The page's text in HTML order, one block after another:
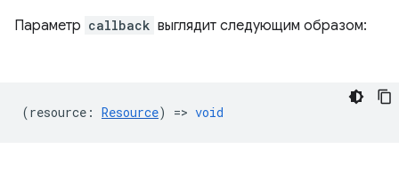
Параметр callback выглядит следующим образом:
(resource : Resource) => void